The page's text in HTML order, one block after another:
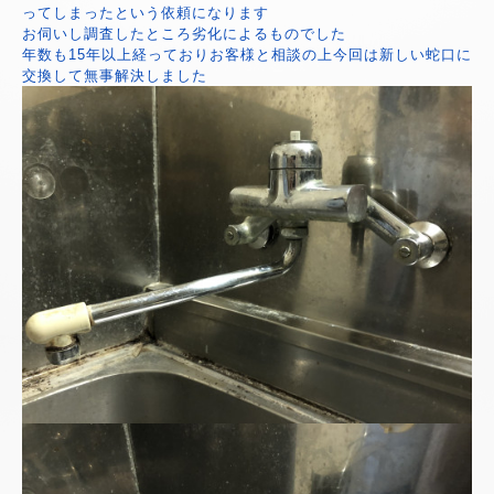
ってしまったという依頼になります
お伺いし調査したところ劣化によるものでした
年数も15年以上経っておりお客様と相談の上今回は新しい蛇口に
交換して無事解決しました